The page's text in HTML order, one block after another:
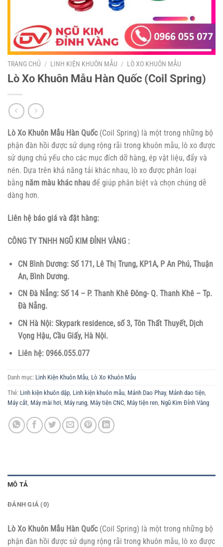
TRANG CHỦ / LINH KIỆN KHUÔN MẪU / LÒ XO KHUÔN MẪU
Lò Xo Khuôn Mẫu Hàn Quốc (Coil Spring)
Lò Xo Khuôn Mẫu Hàn Quốc(Coil Spring) là một trong những bộ
phận đàn hồi được sử dụng rộng rãi trong khuôn mẫu, lò xo được
sử dụng chủ yếu cho các mục đích dỡ hàng, ép vật liệu, đẩy và
nén. Dựa trên khả năng tải khác nhau, lò xo được phân loại
bằng năm màu khác nhau để giúp phân biệt và chọn chúng dễ
dàng hơn.
Liên hệ báo giá và đặt hàng:
CÔNG TY TNHH NGŨ KIM ĐỈNH VÀNG :
CN Bình Dương: Số 171, Lê Thị Trung, KP1A, P An Phú, Thuận
An, Bình Dương.
CN Đà Nẳng: Số 14 – P. Thanh Khê Đông- Q. Thanh Khê – Tp.
Đà Nẵng.
CN Hà Nội: Skypark residence, số 3, Tôn Thất Thuyết, Dịch
Vọng Hậu, Cầu Giấy, Hà Nội.
Liên hệ: 0966.055.077
Danh mục: Linh Kiện Khuôn Mẫu, Lò Xo Khuôn Mẫu
Thẻ: Linh kiện khuôn dập, Linh kiện khuôn mẫu, Mảnh Dao Phay, Mảnh dao tiện,
Máy cắt, Máy mài hơi, Máy rung, Máy tiện CNC, Máy tiện ren, Ngũ Kim Đỉnh Vàng
MÔ TẢ
ĐÁNH GIÁ (0)
Lò Xo Khuôn Mẫu Hàn Quốc(Coil Spring) là một trong những bộ
phận đàn hồi được sử dụng rộng rãi trong khuôn mẫu, lò xo được